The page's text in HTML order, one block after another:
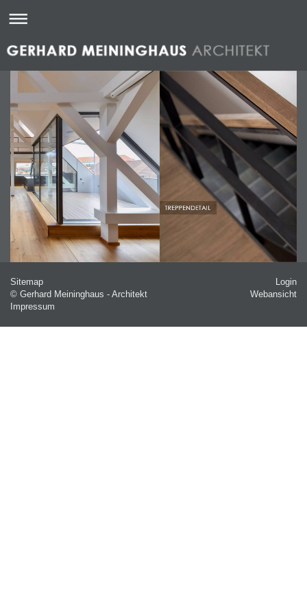
Sitemap
© Gerhard Meininghaus - Architekt
Impressum
Login
Webansicht